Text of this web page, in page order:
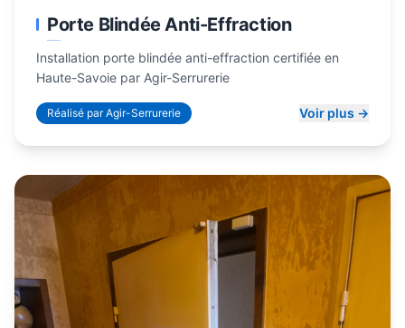
Porte Blindée Anti-Effraction
Installation porte blindée anti-effraction certifiée en
Haute-Savoie par Agir-Serrurerie
Réalisé par Agir-Serrurerie Voir plus →